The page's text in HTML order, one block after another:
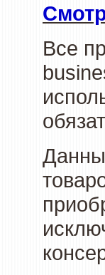
Все